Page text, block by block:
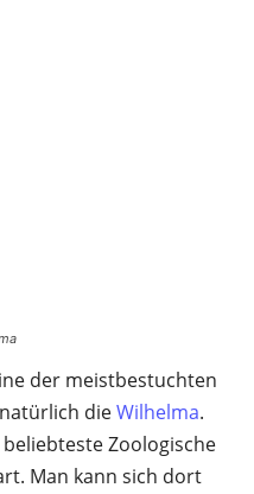
der meistbestuchten
dieWilhelma.
Zoologische
Man kann sich dort